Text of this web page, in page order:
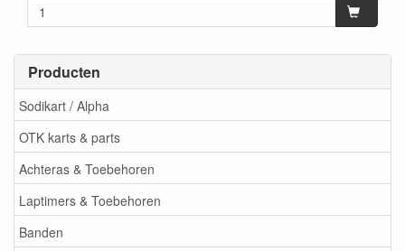
Producten
Sodikart / Alpha
OTK karts & parts
Achteras & Toebehoren
Laptimers & Toebehoren
Banden